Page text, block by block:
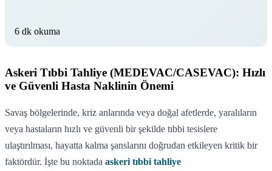
6 dk okuma
Askeri Tıbbi Tahliye (MEDEVAC/CASEVAC): Hızlı
ve Güvenli Hasta Naklinin Önemi
Savaş bölgelerinde, kriz anlarında veya doğal afetlerde, yaralıların
veya hastaların hızlı ve güvenli bir şekilde tıbbi tesislere
ulaştırılması, hayatta kalma şanslarını doğrudan etkileyen kritik bir
faktördür. İşte bu noktada askeri tıbbi tahliye